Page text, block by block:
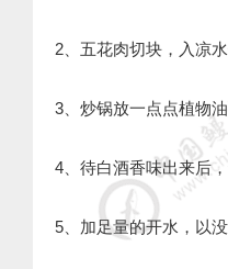
2、五花肉切块，入凉
3、炒锅放一点点植物
4、待白酒香味出来后
5、加足量的开水，以